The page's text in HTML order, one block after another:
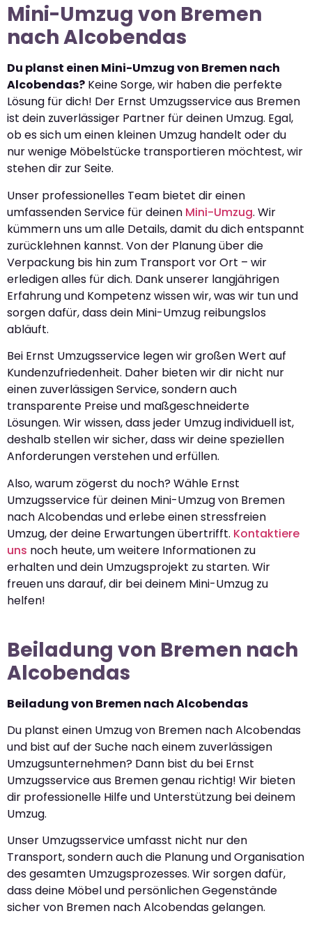
Mini-Umzug von Bremen
nach Alcobendas
Du planst einen Mini-Umzug von Bremen nach
Alcobendas? Keine Sorge, wir haben die perfekte
Lösung für dich! Der Ernst Umzugsservice aus Bremen
ist dein zuverlässiger Partner für deinen Umzug. Egal,
ob es sich um einen kleinen Umzug handelt oder du
nur wenige Möbelstücke transportieren möchtest, wir
stehen dir zur Seite.
Unser professionelles Team bietet dir einen
umfassenden Service für deinen Mini-Umzug. Wir
kümmern uns um alle Details, damit du dich entspannt
zurücklehnen kannst. Von der Planung über die
Verpackung bis hin zum Transport vor Ort – wir
erledigen alles für dich. Dank unserer langjährigen
Erfahrung und Kompetenz wissen wir, was wir tun und
sorgen dafür, dass dein Mini-Umzug reibungslos
abläuft.
Bei Ernst Umzugsservice legen wir großen Wert auf
Kundenzufriedenheit. Daher bieten wir dir nicht nur
einen zuverlässigen Service, sondern auch
transparente Preise und maßgeschneiderte
Lösungen. Wir wissen, dass jeder Umzug individuell ist,
deshalb stellen wir sicher, dass wir deine speziellen
Anforderungen verstehen und erfüllen.
Also, warum zögerst du noch? Wähle Ernst
Umzugsservice für deinen Mini-Umzug von Bremen
nach Alcobendas und erlebe einen stressfreien
Umzug, der deine Erwartungen übertrifft. Kontaktiere
uns noch heute, um weitere Informationen zu
erhalten und dein Umzugsprojekt zu starten. Wir
freuen uns darauf, dir bei deinem Mini-Umzug zu
helfen!
Beiladung von Bremen nach
Alcobendas
Beiladung von Bremen nach Alcobendas
Du planst einen Umzug von Bremen nach Alcobendas
und bist auf der Suche nach einem zuverlässigen
Umzugsunternehmen? Dann bist du bei Ernst
Umzugsservice aus Bremen genau richtig! Wir bieten
dir professionelle Hilfe und Unterstützung bei deinem
Umzug.
Unser Umzugsservice umfasst nicht nur den
Transport, sondern auch die Planung und Organisation
des gesamten Umzugsprozesses. Wir sorgen dafür,
dass deine Möbel und persönlichen Gegenstände
sicher von Bremen nach Alcobendas gelangen.